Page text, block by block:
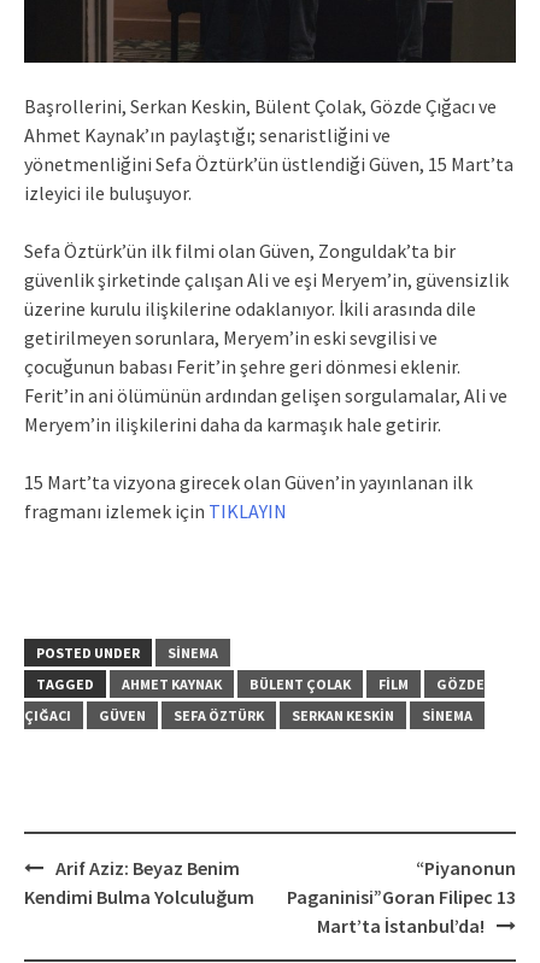
Başrollerini, Serkan Keskin, Bülent Çolak, Gözde Çığacı ve
Ahmet Kaynak’ın paylaştığı; senaristliğini ve
yönetmenliğini Sefa Öztürk’ün üstlendiği Güven, 15 Mart’ta
izleyici ile buluşuyor.
Sefa Öztürk’ün ilk filmi olan Güven, Zonguldak’ta bir
güvenlik şirketinde çalışan Ali ve eşi Meryem’in, güvensizlik
üzerine kurulu ilişkilerine odaklanıyor. İkili arasında dile
getirilmeyen sorunlara, Meryem’in eski sevgilisi ve
çocuğunun babası Ferit’in şehre geri dönmesi eklenir.
Ferit’in ani ölümünün ardından gelişen sorgulamalar, Ali ve
Meryem’in ilişkilerini daha da karmaşık hale getirir.
15 Mart’ta vizyona girecek olan Güven’in yayınlanan ilk
fragmanı izlemek için TIKLAYIN
POSTED UNDER
SINEMA
TAGGED
AHMET KAYNAK BÜLENT ÇOLAK FILM
GÖZDE
ÇIĞACI
GÜVEN SEFA ÖZTÜRK SERKAN KESKIN SINEMA
Post
navigation
Arif Aziz: Beyaz Benim
Kendimi Bulma Yolculuğum
“Piyanonun
Paganinisi”Goran Filipec 13
Mart’ta İstanbul’da!